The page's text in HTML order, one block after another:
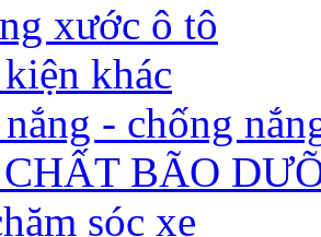
xước ô tô
khác
- chống
BÃO
sóc xe